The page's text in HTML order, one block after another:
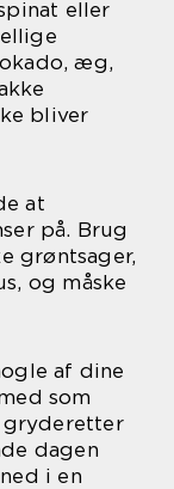
eller
æg,
bliver
at
på. Brug
grøntsager,
og måske
af dine
som
gryderetter
dagen
i en